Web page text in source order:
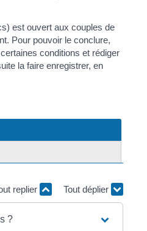
est ouvert aux couples de
Pour pouvoir le conclure,
conditions et rédiger
la faire enregistrer, en
replier Tout déplier
?